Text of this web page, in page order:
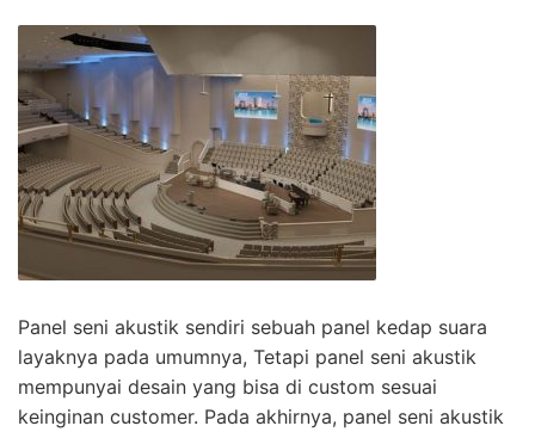
Panel seni akustik sendiri sebuah panel kedap suara
layaknya pada umumnya, Tetapi panel seni akustik
mempunyai desain yang bisa di custom sesuai
keinginan customer. Pada akhirnya, panel seni akustik